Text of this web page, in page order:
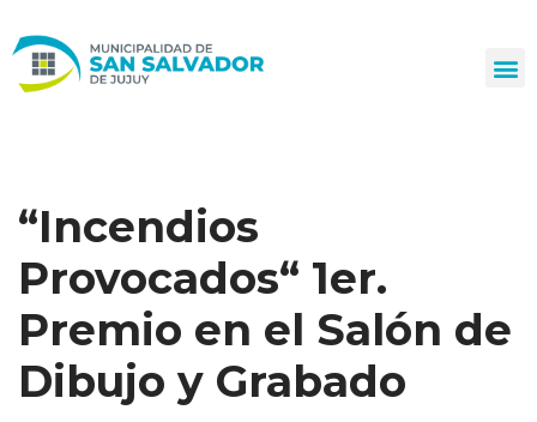
al
“Incendios
Provocados“ 1er.
Premio en el Salón de
Dibujo y Grabado